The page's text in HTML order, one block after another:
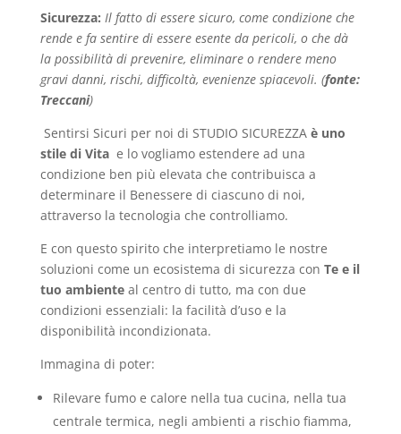
Sicurezza: Il fatto di essere sicuro, come condizione che
rende e fa sentire di essere esente da pericoli, o che dà
la possibilità di prevenire, eliminare o rendere meno
gravi danni, rischi, difficoltà, evenienze spiacevoli. (fonte:
Treccani)
Sentirsi Sicuri per noi di STUDIO SICUREZZA è uno
stile di Vitae lo vogliamo estendere ad una
condizione ben più elevata che contribuisca a
determinare il Benessere di ciascuno di noi,
attraverso la tecnologia che controlliamo.
E con questo spirito che interpretiamo le nostre
soluzioni come un ecosistema di sicurezza con Te e il
tuo ambiente al centro di tutto, ma con due
condizioni essenziali: la facilità d’uso e la
disponibilità incondizionata.
Immagina di poter:
Rilevare fumo e calore nella tua cucina, nella tua
centrale termica, negli ambienti a rischio fiamma,